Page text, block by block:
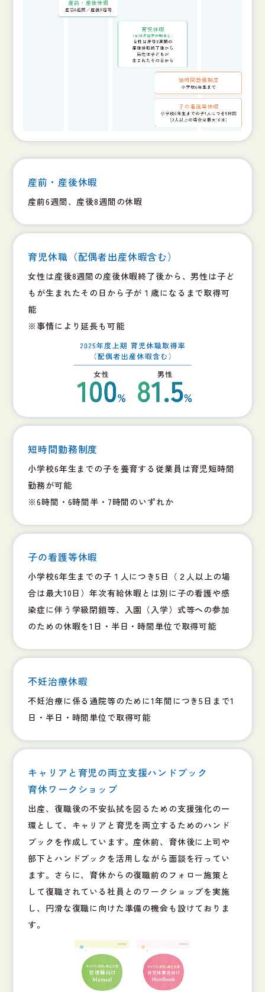
産前・産後休暇
産前6週間、産後8週間の休暇
育児休職（配偶者出産休暇含む）
女性は産後8週間の産後休暇終了後から、男性は子ど
もが生まれたその日から子が１歳になるまで取得可
能
※事情により延長も可能
短時間勤務制度
小学校6年生までの子を養育する従業員は育児短時間
勤務が可能
※6時間・6時間半・7時間のいずれか
子の看護等休暇
小学校6年生までの子１人につき5日（２人以上の場
合は最大10日）年次有給休暇とは別に子の看護や感
染症に伴う学級閉鎖等、入園（入学）式等への参加
のための休暇を1日・半日・時間単位で取得可能
不妊治療休暇
不妊治療に係る通院等のために1年間につき5日まで1
日・半日・時間単位で取得可能
キャリアと育児の両立支援ハンドブック
育休ワークショップ
出産、復職後の不安払拭を図るための支援強化の一
環として、キャリアと育児を両立するためのハンド
ブックを作成しています。産休前、育休後に上司や
部下とハンドブックを活用しながら面談を行ってい
ます。さらに、育休からの復職前のフォロー施策と
して復職されている社員とのワークショップを実施
し、円滑な復職に向けた準備の機会も設けておりま
す。